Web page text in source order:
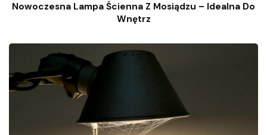
Nowoczesna Lampa Ścienna Z Mosiądzu – Idealna Do
Wnętrz